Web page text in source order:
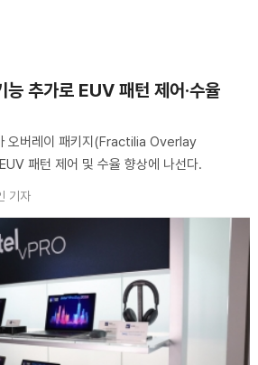
능 추가로 EUV 패턴 제어·수율
오버레이 패키지(Fractilia Overlay
패턴 제어 및 수율 향상에 나선다.
기자